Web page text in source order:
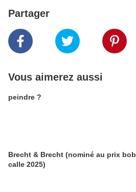
Partager
Vous aimerez aussi
peindre ?
Brecht & Brecht (nominé au prix bob
calle 2025)